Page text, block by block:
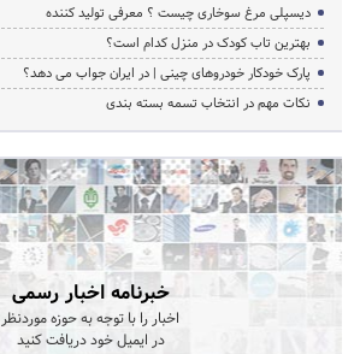
دیسپلی مرغ سوخاری چیست ؟ معرفی تولید کننده
بهترین تاب کودک در منزل کدام است؟
پارک خودکار خودروهای چینی | در ایران جواب می دهد؟
نکات مهم در انتخاب تسمه بسته بندی
خبرنامه اخبار رسمی
اخبار را با توجه به حوزه موردنظر
در ایمیل خود دریافت کنید